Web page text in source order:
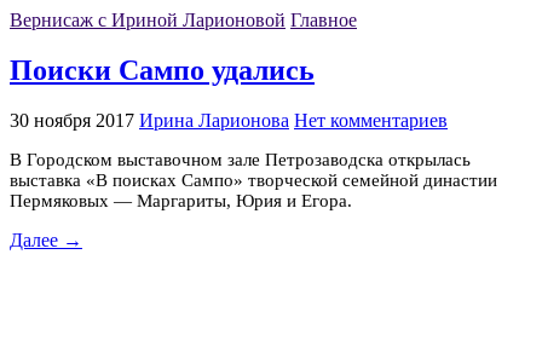
Вернисаж с Ириной Ларионовой Главное
Поиски Сампо удались
30 ноября 2017 Ирина Ларионова Нет комментариев
В Городском выставочном зале Петрозаводска открылась
выставка «В поисках Сампо» творческой семейной династии
Пермяковых — Маргариты, Юрия и Егора.
Далее →